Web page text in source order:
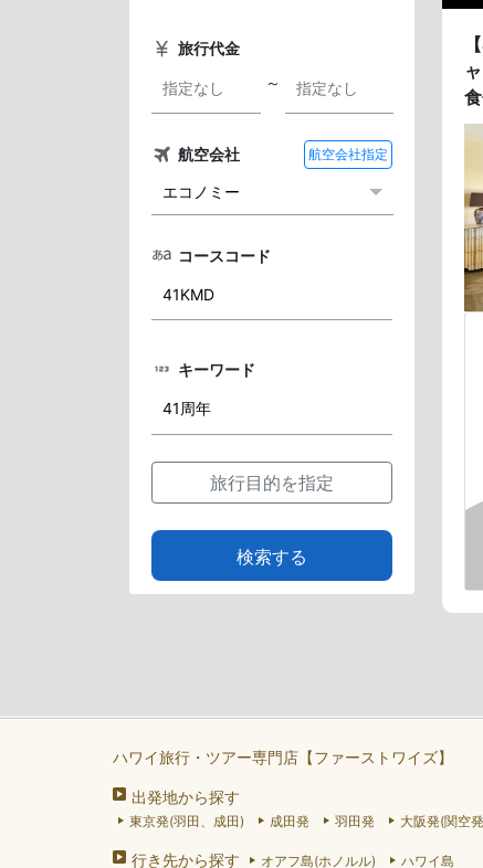
旅行代金
～
航空会社 航空会社指定
コースコード
キーワード
旅行目的を指定
検索する
ハワイ旅行・ツアー専門店【ファーストワイズ】
出発地から探す
東京発(羽田、成田) 成田発 羽田発 大阪発(関空
行き先から探す オアフ島(ホノルル) ハワイ島